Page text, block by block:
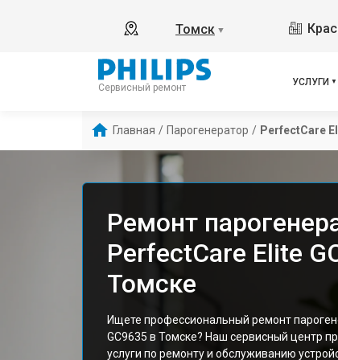
Томск ▼
Сервисный ремонт
УСЛУГИ
Главная / Парогенератор / PerfectCare
Ремонт
PerfectCare Elite
Томске
Ищете профессиональный ремонт
GC9635 в Томске? Наш сервисный центр
услуги по ремонту и обслуживанию